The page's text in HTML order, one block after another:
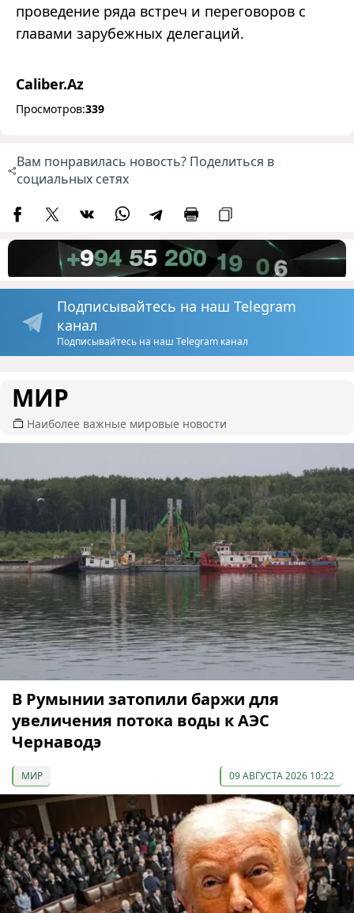
проведение ряда встреч и переговоров с
главами зарубежных делегаций.
Caliber.Az
Просмотров:339
Вам понравилась новость? Поделиться в
социальных сетях
Подписывайтесь на наш Telegram
канал
Подписывайтесь на наш Telegram канал
МИР
Наиболее важные мировые новости
В Румынии затопили баржи для
увеличения потока воды к АЭС
Чернаводэ
МИР 09 АВГУСТА 2026 10:22